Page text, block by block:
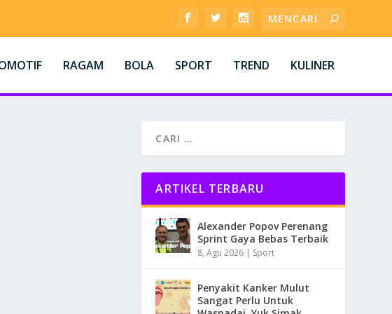
RAGAM BOLA SPORT TREND KULINER
ARTIKEL TERBARU
Alexander Popov Perenang
Sprint Gaya Bebas Terbaik
8, Agu 2026 | Sport
Penyakit Kanker Mulut
Sangat Perlu Untuk